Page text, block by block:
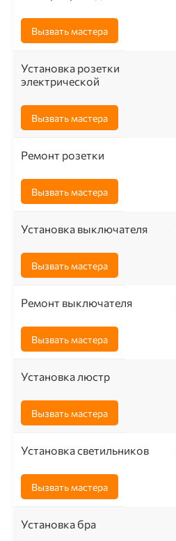
Вызвать мастера
Установка розетки
электрической
Вызвать мастера
Ремонт розетки
Вызвать мастера
Установка выключателя
Вызвать мастера
Ремонт выключателя
Вызвать мастера
Установка люстр
Вызвать мастера
Установка светильников
Вызвать мастера
Установка бра